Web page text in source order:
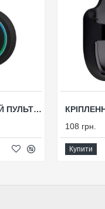
ДИСТАНЦІЙНИЙ ПУЛЬТ TOUCH MC-5B(P)
108 грн.
Купити